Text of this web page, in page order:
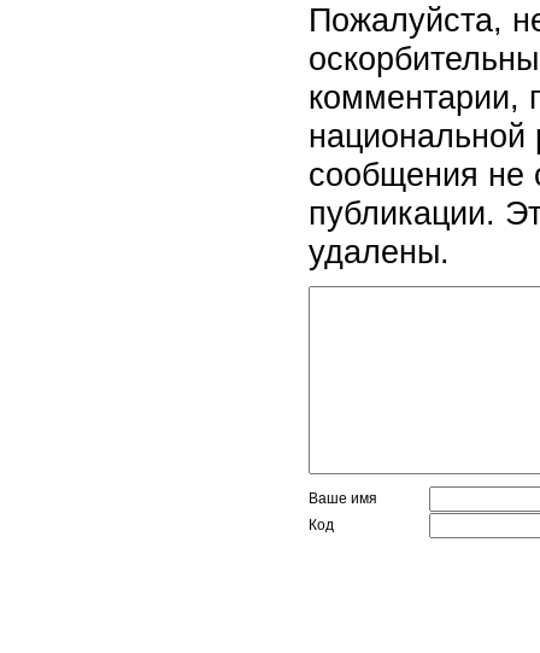
Пожалуйста,
комментарии,
национальной
сообщения не
публикации.
удалены.
Ваше имя
Код